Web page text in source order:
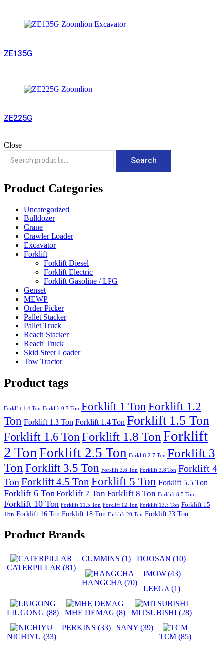
ZE135G
ZE225G
Close
Search
Product Categories
Uncategorized
Bulldozer
Crane
Crawler Loader
Excavator
Forklift
Forklift Diesel
Forklift Electric
Forklift Gasoline / LPG
Genset
MEWP
Order Picker
Pallet Stacker
Pallet Truck
Reach Stacker
Reach Truck
Skid Steer Loader
Tow Tractor
Product tags
Forklfit 1.4 Ton Forklift 0.7 Ton Forklift 1 Ton Forklift 1.2
Ton Forklift 1.3 Ton Forklift 1.4 Ton Forklift 1.5 Ton
Forklift 1.6 TonForklift 1.8 Ton Forklift
2 Ton Forklift 2.5 Ton Forklift 2.7 Ton Forklift 3
Ton Forklift 3.5 Ton Forklift 3.6 Ton Forklift 3.8 Ton Forklift 4
Ton Forklift 4.5 Ton Forklift 5 Ton Forklift 5.5 Ton
Forklift 6 Ton Forklift 7 Ton Forklift 8 Ton Forklift 8.5 Ton
Forklift 10 Ton Forklift 11.5 Ton Forklift 12 Ton Forklift 13.5 Ton Forklift 15
Ton Forklift 16 Ton Forklift 18 Ton Forklift 20 Ton Forklift 23 Ton
Product Brands
CATERPILLAR (81)
CUMMINS (1) DOOSAN (10)
HANGCHA (70)
IMOW (43)
LEEGA (1)
LIUGONG (88) MHE DEMAG (8) MITSUBISHI (28)
NICHIYU (33)
PERKINS (33) SANY (39)
TCM (85)